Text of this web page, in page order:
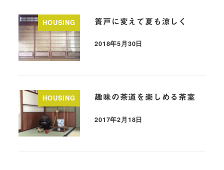
HOUSING 簀戸に変えて夏も涼しく
2018年5月30日
HOUSING 趣味の茶道を楽しめる茶室
2017年2月18日